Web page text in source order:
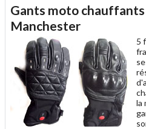
à
un
ami
Gants moto
Manchester
5
la